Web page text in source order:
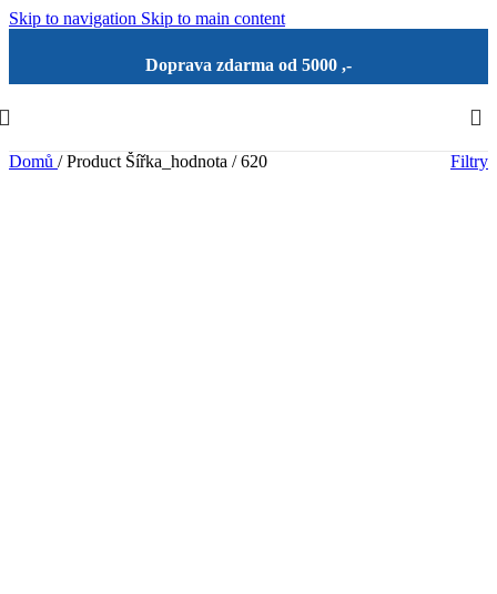
Skip to navigation Skip to main content
Doprava zdarma od 5000 ,-
Domů / Product Šířka_hodnota / 620 Filtry